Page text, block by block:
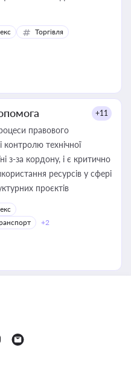
Торгівля
+11
правового
контролю технічної
з-за кордону, і є критично
ресурсів у сфері
проєктів
+2